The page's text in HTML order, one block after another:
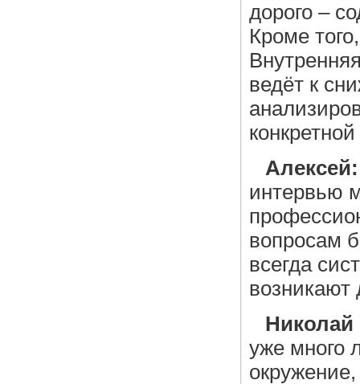
дорого –
Кроме
ведёт к
Алексей:
интервью
вопросам
всегда
возникают
уже много